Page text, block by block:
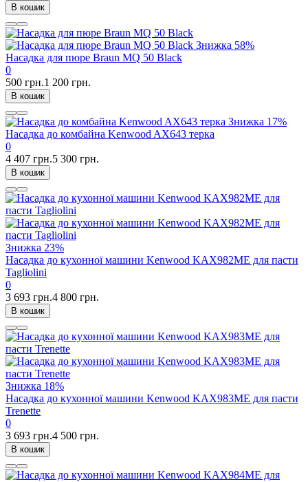
В кошик
Знижка 58%
Насадка для пюре Braun MQ 50 Black
0
500 грн.1 200 грн.
В кошик
Знижка 17%
Насадка до комбайна Kenwood AX643 терка
0
4 407 грн.5 300 грн.
В кошик
Знижка 23%
Насадка до кухонної машини Kenwood KAX982ME для пасти
Tagliolini
0
3 693 грн.4 800 грн.
В кошик
Знижка 18%
Насадка до кухонної машини Kenwood KAX983ME для пасти
Trenette
0
3 693 грн.4 500 грн.
В кошик